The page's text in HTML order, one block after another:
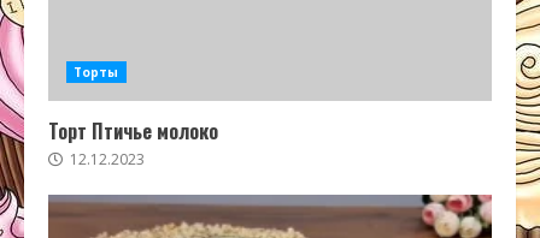
Торты
Торт Птичье молоко
12.12.2023